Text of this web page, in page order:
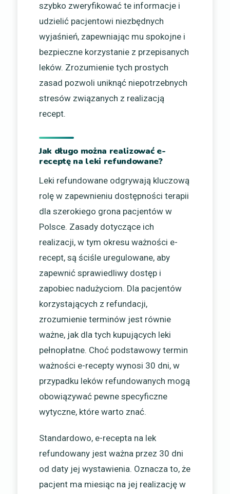
szybko zweryfikować te informacje i
udzielić pacjentowi niezbędnych
wyjaśnień, zapewniając mu spokojne i
bezpieczne korzystanie z przepisanych
leków. Zrozumienie tych prostych
zasad pozwoli uniknąć niepotrzebnych
stresów związanych z realizacją
recept.
Jak długo można realizować e-
receptę na leki refundowane?
Leki refundowane odgrywają kluczową
rolę w zapewnieniu dostępności terapii
dla szerokiego grona pacjentów w
Polsce. Zasady dotyczące ich
realizacji, w tym okresu ważności e-
recept, są ściśle uregulowane, aby
zapewnić sprawiedliwy dostęp i
zapobiec nadużyciom. Dla pacjentów
korzystających z refundacji,
zrozumienie terminów jest równie
ważne, jak dla tych kupujących leki
pełnopłatne. Choć podstawowy termin
ważności e-recepty wynosi 30 dni, w
przypadku leków refundowanych mogą
obowiązywać pewne specyficzne
wytyczne, które warto znać.
Standardowo, e-recepta na lek
refundowany jest ważna przez 30 dni
od daty jej wystawienia. Oznacza to, że
pacjent ma miesiąc na jej realizację w